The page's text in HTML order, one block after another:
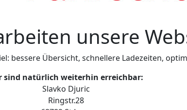
unsere
bessere Übersicht, schnellere Ladezeiten,
sind natürlich weiterhin erreichbar:
Slavko Djuric
Ringstr.28